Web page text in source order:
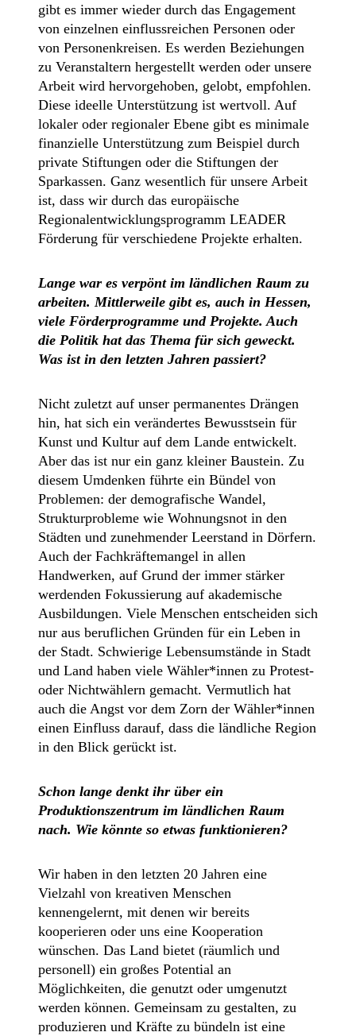
gibt es immer wieder durch das Engagement
von einzelnen einflussreichen Personen oder
von Personenkreisen. Es werden Beziehungen
zu Veranstaltern hergestellt werden oder unsere
Arbeit wird hervorgehoben, gelobt, empfohlen.
Diese ideelle Unterstützung ist wertvoll. Auf
lokaler oder regionaler Ebene gibt es minimale
finanzielle Unterstützung zum Beispiel durch
private Stiftungen oder die Stiftungen der
Sparkassen. Ganz wesentlich für unsere Arbeit
ist, dass wir durch das europäische
Regionalentwicklungsprogramm LEADER
Förderung für verschiedene Projekte erhalten.
Lange war es verpönt im ländlichen Raum zu
arbeiten. Mittlerweile gibt es, auch in Hessen,
viele Förderprogramme und Projekte. Auch
die Politik hat das Thema für sich geweckt.
Was ist in den letzten Jahren passiert?
Nicht zuletzt auf unser permanentes Drängen
hin, hat sich ein verändertes Bewusstsein für
Kunst und Kultur auf dem Lande entwickelt.
Aber das ist nur ein ganz kleiner Baustein. Zu
diesem Umdenken führte ein Bündel von
Problemen: der demografische Wandel,
Strukturprobleme wie Wohnungsnot in den
Städten und zunehmender Leerstand in Dörfern.
Auch der Fachkräftemangel in allen
Handwerken, auf Grund der immer stärker
werdenden Fokussierung auf akademische
Ausbildungen. Viele Menschen entscheiden sich
nur aus beruflichen Gründen für ein Leben in
der Stadt. Schwierige Lebensumstände in Stadt
und Land haben viele Wähler*innen zu Protest-
oder Nichtwählern gemacht. Vermutlich hat
auch die Angst vor dem Zorn der Wähler*innen
einen Einfluss darauf, dass die ländliche Region
in den Blick gerückt ist.
Schon lange denkt ihr über ein
Produktionszentrum im ländlichen Raum
nach. Wie könnte so etwas funktionieren?
Wir haben in den letzten 20 Jahren eine
Vielzahl von kreativen Menschen
kennengelernt, mit denen wir bereits
kooperieren oder uns eine Kooperation
wünschen. Das Land bietet (räumlich und
personell) ein großes Potential an
Möglichkeiten, die genutzt oder umgenutzt
werden können. Gemeinsam zu gestalten, zu
produzieren und Kräfte zu bündeln ist eine